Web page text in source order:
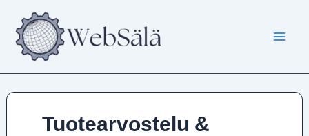
sisältöön
Tuotearvostelu &